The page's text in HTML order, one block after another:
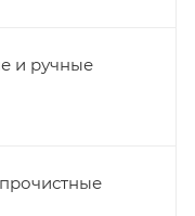
и ручные